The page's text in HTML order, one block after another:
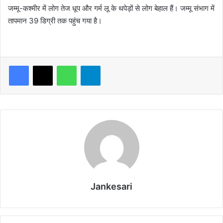
जम्मू-कश्मीर में लोग तेज धूप और गर्म लू के थपेड़ों से लोग बेहाल हैं। जम्मू संभाग में
तापमान 39 डिग्री तक पहुंच गया है।
Jankesari